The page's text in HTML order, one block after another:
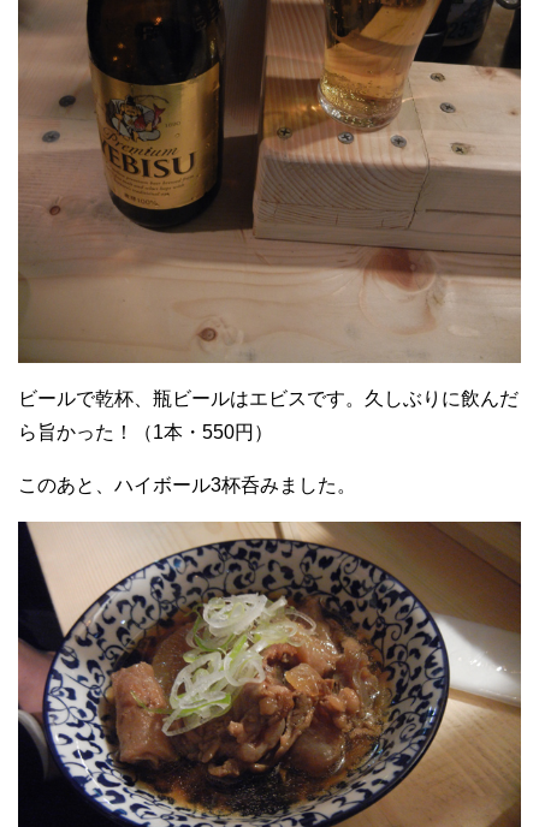
ビールで乾杯、瓶ビールはエビスです。久しぶりに飲んだ
ら旨かった！（1本・550円）
このあと、ハイボール3杯呑みました。